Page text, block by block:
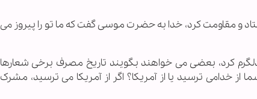
و مقاومت کرد، خدا به حضرت موسی گفت که ما تو را پیروز می
کرد، بعضی می خواهند بگویند تاریخ مصرف برخی شعارها
خدامی ترسید یا از آمریکا؟ اگر از آمریکا می ترسید، مشرک